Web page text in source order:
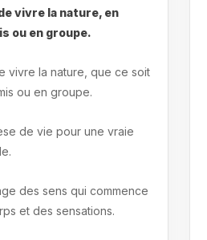
vivre la nature, en
ou en groupe.
vivre la nature, que ce soit
ou en groupe.
de vie pour une vraie
des sens qui commence
et des sensations.